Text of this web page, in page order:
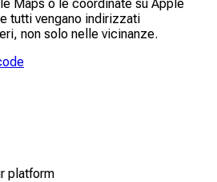
Maps o le coordinate su Apple
tutti vengano indirizzati
non solo nelle vicinanze.
platform